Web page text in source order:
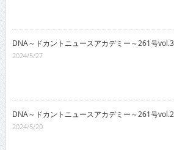
DNA～ドカントニュースアカデミー～261号vol.3
2024/5/27
DNA～ドカントニュースアカデミー～261号vol.2
2024/5/20